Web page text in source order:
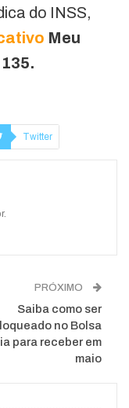
do INSS,
Meu
Twitter
PRÓXIMO
Saiba como ser
no Bolsa
para receber em
maio